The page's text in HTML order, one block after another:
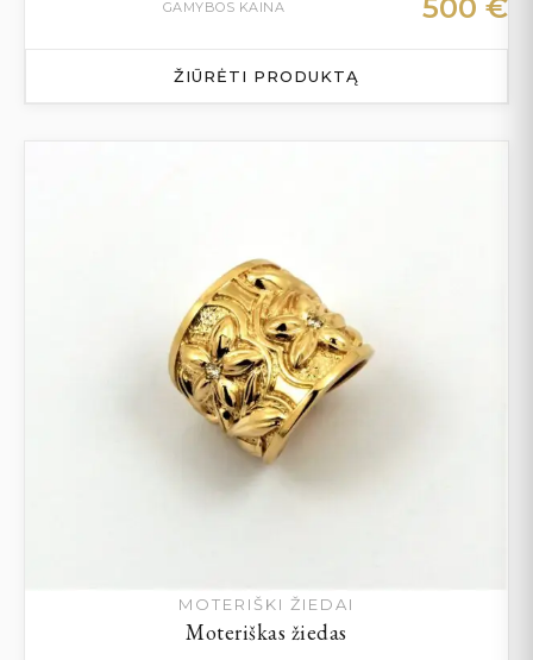
GAMYBOS KAINA 500 €
ŽIŪRĖTI PRODUKTĄ
MOTERIŠKI ŽIEDAI
Moteriškas žiedas